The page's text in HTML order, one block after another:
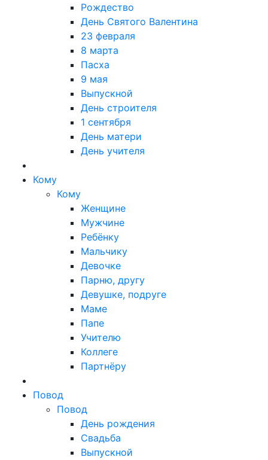
Рождество
День Святого Валентина
23 февраля
8 марта
Пасха
9 мая
Выпускной
День строителя
1 сентября
День матери
День учителя
Кому
Кому
Женщине
Мужчине
Ребёнку
Мальчику
Девочке
Парню, другу
Девушке, подруге
Маме
Папе
Учителю
Коллеге
Партнёру
Повод
Повод
День рождения
Свадьба
Выпускной